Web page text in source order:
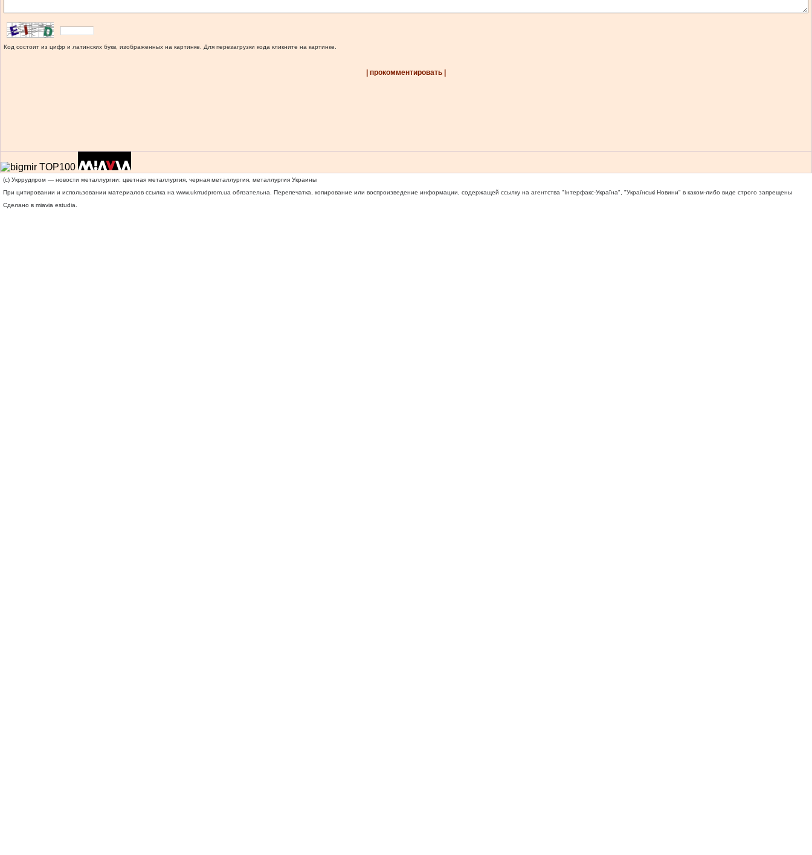
Код состоит из цифр и латинских букв, изображенных на картинке. Для перезагрузки кода кликните на картинке.
| прокомментировать |
(c) Укррудпром — новости металлургии: цветная металлургия, черная металлургия, металлургия Украины
При цитировании и использовании материалов ссылка на www.ukrrudprom.ua обязательна. Перепечатка, копирование или воспроизведение информации, содержащей ссылку на агентства "Iнтерфакс-Україна", "Українськi Новини" в каком-либо виде строго запрещены
Сделано в miavia estudia.